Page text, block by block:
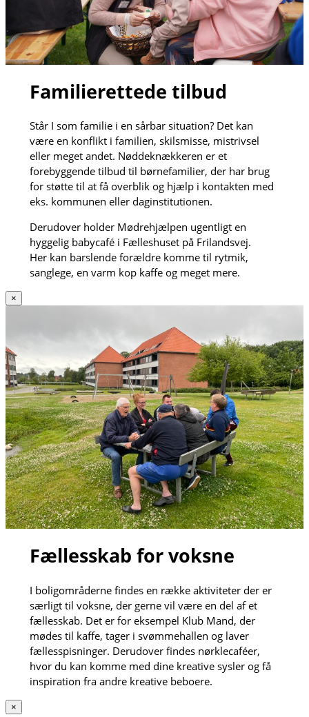
Familierettede tilbud
Står I som familie i en sårbar situation? Det kan
være en konflikt i familien, skilsmisse, mistrivsel
eller meget andet. Nøddeknækkeren er et
forebyggende tilbud til børnefamilier, der har brug
for støtte til at få overblik og hjælp i kontakten med
eks. kommunen eller daginstitutionen.
Derudover holder Mødrehjælpen ugentligt en
hyggelig babycafé i Fælleshuset på Frilandsvej.
Her kan barslende forældre komme til rytmik,
sanglege, en varm kop kaffe og meget mere.
×
Fællesskab for voksne
I boligområderne findes en række aktiviteter der er
særligt til voksne, der gerne vil være en del af et
fællesskab. Det er for eksempel Klub Mand, der
mødes til kaffe, tager i svømmehallen og laver
fællesspisninger. Derudover findes nørklecaféer,
hvor du kan komme med dine kreative sysler og få
inspiration fra andre kreative beboere.
×